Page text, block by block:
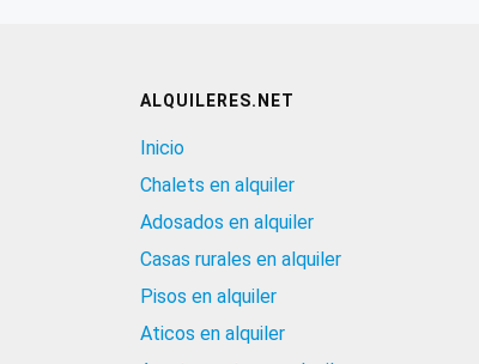
ALQUILERES.NET
Inicio
Chalets en alquiler
Adosados en alquiler
Casas rurales en alquiler
Pisos en alquiler
Aticos en alquiler